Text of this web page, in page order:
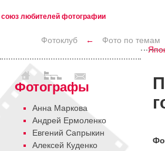
союз любителей фотографии
Фотоклуб ← Фото по темам
Фотографы
Анна Маркова
Андрей Ермоленко
Евгений Сапрыкин
Алексей Куденко